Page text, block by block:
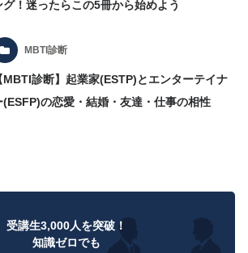
グ！迷ったらこの5冊から始めよう
MBTI診断
MBTI診断】起業家(ESTP)とエンターテイナ
(ESFP)の恋愛・結婚・友達・仕事の相性
受講生3,000人を突破！
知識ゼロでも